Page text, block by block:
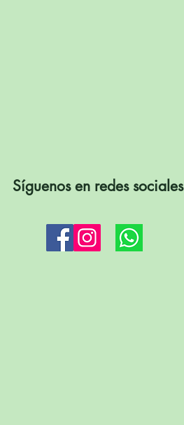
Síguenos en redes sociales